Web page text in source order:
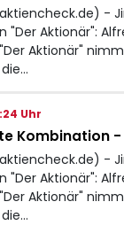
-
"Der Aktionär":
Aktionär"
Uhr
Kombination
-
"Der Aktionär":
Aktionär"